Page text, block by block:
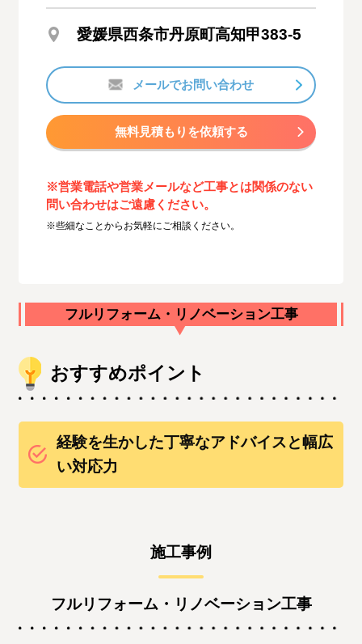
愛媛県西条市丹原町高知甲383-5
メールでお問い合わせ
無料見積もりを依頼する
※営業電話や営業メールなど工事とは関係のない
問い合わせはご遠慮ください。
※些細なことからお気軽にご相談ください。
フルリフォーム・リノベーション工事
おすすめポイント
経験を生かした丁寧なアドバイスと幅広
い対応力
施工事例
フルリフォーム・リノベーション工事